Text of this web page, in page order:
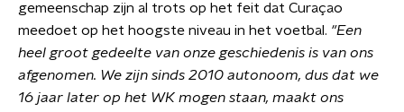
gemeenschap zijn al trots op het feit dat Curaçao
meedoet op het hoogste niveau in het voetbal. "Een
heel groot gedeelte van onze geschiedenis is van ons
afgenomen. We zijn sinds 2010 autonoom, dus dat we
16 jaar later op het WK mogen staan, maakt ons